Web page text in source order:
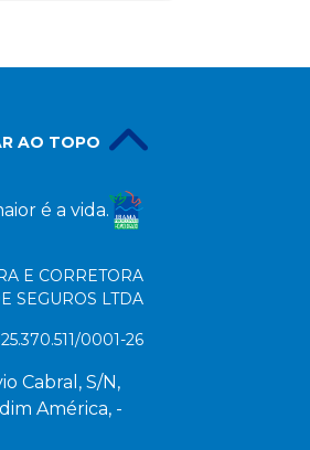
AO TOPO
é a vida.
E CORRETORA
SEGUROS LTDA
0001-26
Cabral, S/N,
América, -